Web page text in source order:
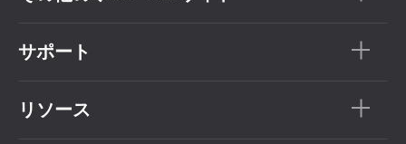
サポート
リソース